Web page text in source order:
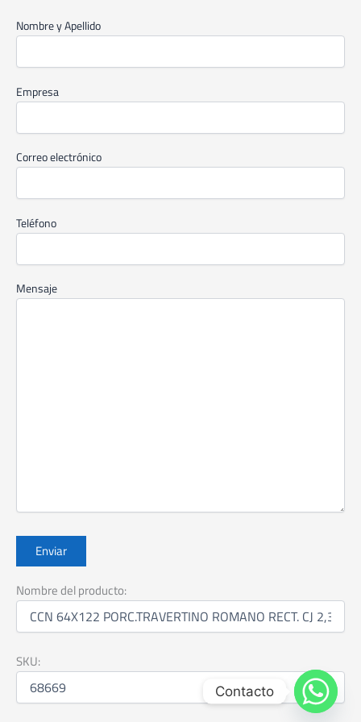
Nombre y Apellido
Empresa
Correo electrónico
Teléfono
Mensaje
Nombre del producto:
SKU:
Contacto